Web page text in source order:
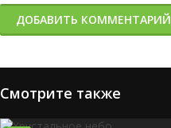
ДОБАВИТЬ КОММЕНТАРИЙ
Смотрите также